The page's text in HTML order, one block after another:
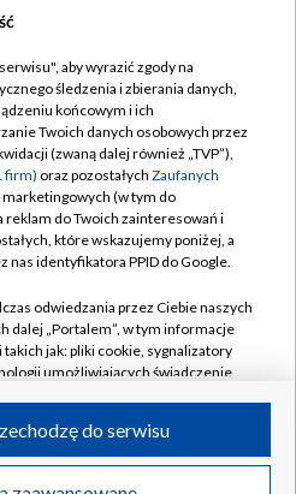
TVP
TVP
prywatności
zgody
Pomoc
Kontakt
Kanały
S.A. w likwidacji
aby wyrazić zgody na
śledzenia i zbierania danych,
końcowym i ich
Twoich danych osobowych przez
(zwaną dalej również „TVP”),
firm) oraz pozostałych Zaufanych
marketingowych (w tym do
do Twoich zainteresowań i
które wskazujemy poniżej, a
nas identyfikatora PPID do Google.
odwiedzania przez Ciebie naszych
dalej „Portalem”, w tym informacje
jak: pliki cookie, sygnalizatory
umożliwiających świadczenie
odwiedzania przez Ciebie
do serwisu